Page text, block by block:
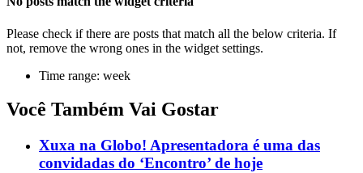
Please check if there are posts that match all the below criteria. If
not, remove the wrong ones in the widget settings.
Time range: week
Você Também Vai Gostar
Xuxa na Globo! Apresentadora é uma das
convidadas do ‘Encontro’ de hoje